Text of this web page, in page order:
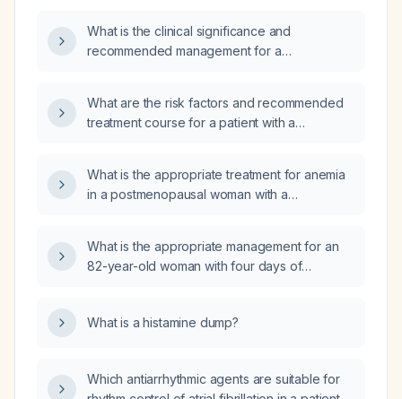
elevated lipoprotein(a) (0.61 g/L)?
What is the clinical significance and
recommended management for a
What are the risk factors and recommended
treatment course for a patient with a
What is the appropriate treatment for anemia
in a postmenopausal woman with a
What is the appropriate management for an
82-year-old woman with four days of
What is a histamine dump?
Which antiarrhythmic agents are suitable for